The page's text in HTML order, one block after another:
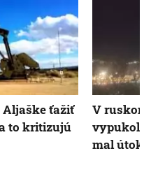
Aljaške ťažiť
to kritizujú
V
vypukol
mal útok